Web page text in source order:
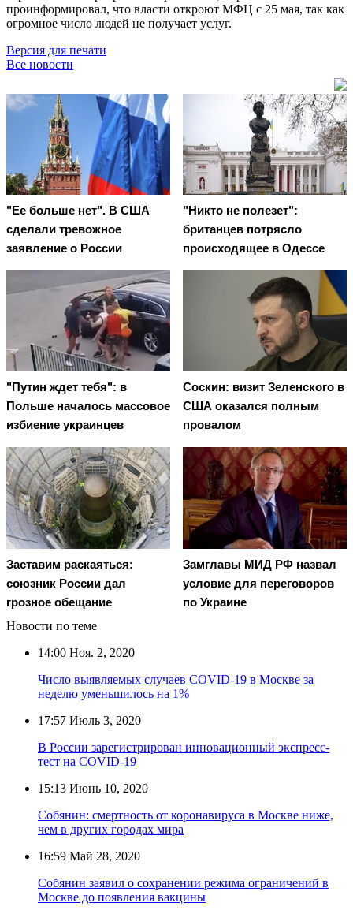
проинформировал, что власти откроют МФЦ с 25 мая, так как
огромное число людей не получает услуг.
Версия для печати
Все новости
"Ее больше нет". В США
сделали тревожное
заявление о России
"Никто не полезет":
британцев потрясло
происходящее в Одессе
"Путин ждет тебя": в
Польше началось массовое
избиение украинцев
Соскин: визит Зеленского в
США оказался полным
провалом
Заставим раскаяться:
союзник России дал
грозное обещание
Замглавы МИД РФ назвал
условие для переговоров
по Украине
Новости по теме
14:00 Ноя. 2, 2020
Число выявляемых случаев COVID-19 в Москве за
неделю уменьшилось на 1%
17:57 Июль 3, 2020
В России зарегистрирован инновационный экспресс-
тест на COVID-19
15:13 Июнь 10, 2020
Собянин: смертность от коронавируса в Москве ниже,
чем в других городах мира
16:59 Май 28, 2020
Собянин заявил о сохранении режима ограничений в
Москве до появления вакцины